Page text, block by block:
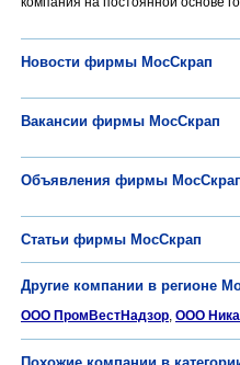
Новости фирмы МосСкрап
Вакансии фирмы МосСкрап
Объявления фирмы
Статьи фирмы МосСкрап
Другие компании в регионе
ООО ПромВестНадзор, ООО